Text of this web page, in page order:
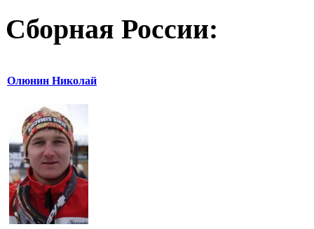
Сборная России:
Олюнин Николай